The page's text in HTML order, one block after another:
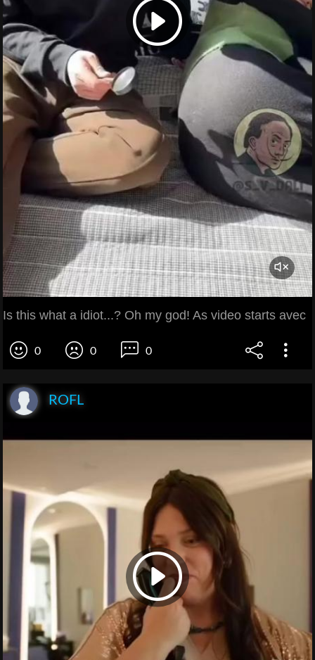
Is this what a idiot...? Oh my god! As video starts avec
0 0 0
ROFL